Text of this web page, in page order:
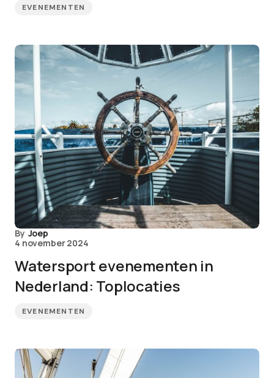
EVENEMENTEN
By Joep
4 november 2024
Watersport evenementen in
Nederland: Toplocaties
EVENEMENTEN